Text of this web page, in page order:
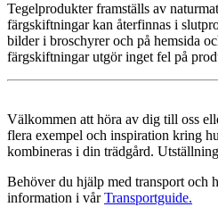
Tegelprodukter framställs av
färgskiftningar kan återfinnas i
bilder i broschyrer och på hemsida
färgskiftningar utgör inget fel på
Välkommen att höra av dig till oss
flera exempel och inspiration kring
kombineras i din trädgård.
Behöver du hjälp med transport och
information i vårTransportguide.